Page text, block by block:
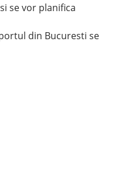
se vor planifica
din Bucuresti se